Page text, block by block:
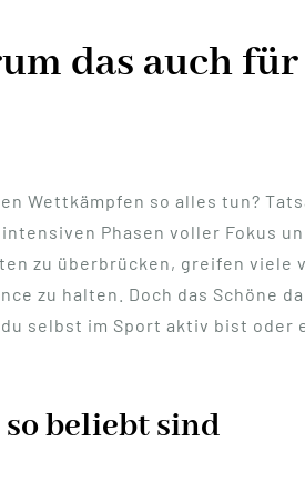
das auch
Wettkämpfen so alles tun?
Phasen voller Fokus
zu überbrücken, greifen viele
zu halten. Doch das Schöne
selbst im Sport aktiv bist oder
beliebt sind